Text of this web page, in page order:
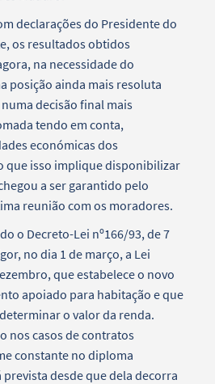
declarações do Presidente do
os resultados obtidos
na necessidade do
posição ainda mais resoluta
decisão final mais
tendo em conta,
económicas dos
que isso implique disponibilizar
a ser garantido pelo
reunião com os moradores.
o Decreto-Lei nº166/93, de 7
no dia 1 de março, a Lei
que estabelece o novo
apoiado para habitação e que
o valor da renda.
nos casos de contratos
constante no diploma
prevista desde que dela decorra